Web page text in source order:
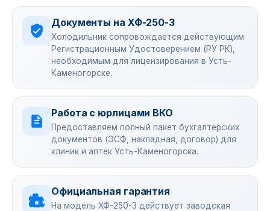
Документы на ХФ-250-3
Холодильник сопровождается действующим
Регистрационным Удостоверением (РУ РК),
необходимым для лицензирования в Усть-
Каменогорске.
Работа с юрлицами ВКО
Предоставляем полный пакет бухгалтерских
документов (ЭСФ, накладная, договор) для
клиник и аптек Усть-Каменогорска.
Официальная гарантия
На модель ХФ-250-3 действует заводская